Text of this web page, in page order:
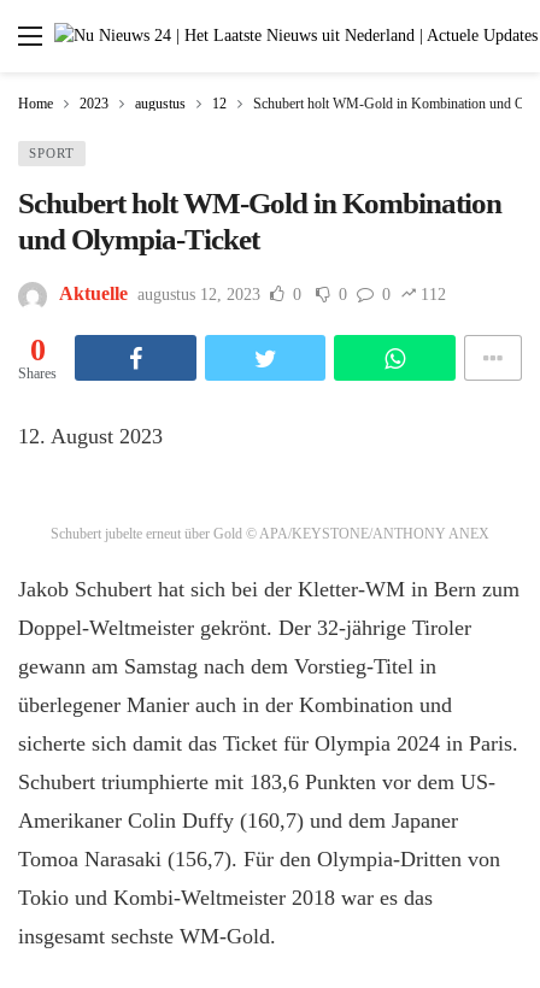
Home 2023 augustus 12 Schubert holt WM-Gold in Kombination und
SPORT
Schubert holt WM-Gold in Kombination
und Olympia-Ticket
Aktuelle augustus 12, 2023 0 0 0 112
0
Shares
12. August 2023
Schubert jubelte erneut über Gold© APA/KEYSTONE/ANTHONY ANEX
Jakob Schubert hat sich bei der Kletter-WM in Bern zum
Doppel-Weltmeister gekrönt. Der 32-jährige Tiroler
gewann am Samstag nach dem Vorstieg-Titel in
überlegener Manier auch in der Kombination und
sicherte sich damit das Ticket für Olympia 2024 in Paris.
Schubert triumphierte mit 183,6 Punkten vor dem US-
Amerikaner Colin Duffy (160,7) und dem Japaner
Tomoa Narasaki (156,7). Für den Olympia-Dritten von
Tokio und Kombi-Weltmeister 2018 war es das
insgesamt sechste WM-Gold.